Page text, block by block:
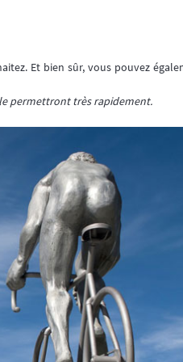
Et bien sûr, vous pouvez
permettront très rapidement.